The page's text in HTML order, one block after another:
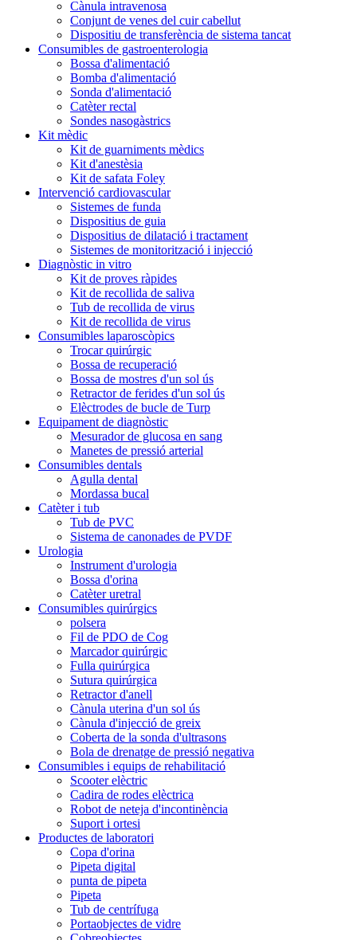
Cànula intravenosa
Conjunt de venes del cuir cabellut
Dispositiu de transferència de sistema tancat
Consumibles de gastroenterologia
Bossa d'alimentació
Bomba d'alimentació
Sonda d'alimentació
Catèter rectal
Sondes nasogàstrics
Kit mèdic
Kit de guarniments mèdics
Kit d'anestèsia
Kit de safata Foley
Intervenció cardiovascular
Sistemes de funda
Dispositius de guia
Dispositius de dilatació i tractament
Sistemes de monitorització i injecció
Diagnòstic in vitro
Kit de proves ràpides
Kit de recollida de saliva
Tub de recollida de virus
Kit de recollida de virus
Consumibles laparoscòpics
Trocar quirúrgic
Bossa de recuperació
Bossa de mostres d'un sol ús
Retractor de ferides d'un sol ús
Elèctrodes de bucle de Turp
Equipament de diagnòstic
Mesurador de glucosa en sang
Manetes de pressió arterial
Consumibles dentals
Agulla dental
Mordassa bucal
Catèter i tub
Tub de PVC
Sistema de canonades de PVDF
Urologia
Instrument d'urologia
Bossa d'orina
Catèter uretral
Consumibles quirúrgics
polsera
Fil de PDO de Cog
Marcador quirúrgic
Fulla quirúrgica
Sutura quirúrgica
Retractor d'anell
Cànula uterina d'un sol ús
Cànula d'injecció de greix
Coberta de la sonda d'ultrasons
Bola de drenatge de pressió negativa
Consumibles i equips de rehabilitació
Scooter elèctric
Cadira de rodes elèctrica
Robot de neteja d'incontinència
Suport i ortesi
Productes de laboratori
Copa d'orina
Pipeta digital
punta de pipeta
Pipeta
Tub de centrífuga
Portaobjectes de vidre